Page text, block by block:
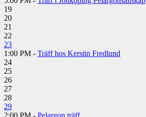
19
20
21
22
23
1:00 PM - Träff hos Kerstin Fredlund
24
25
26
27
28
29